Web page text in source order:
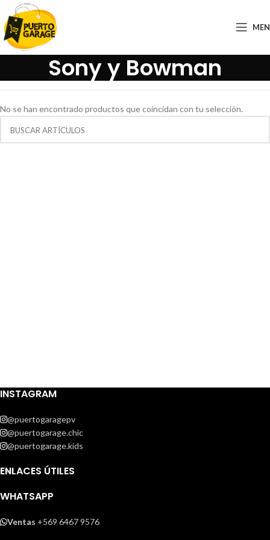
Sony y Bowman
No se han encontrado productos que coincidan con tu selección.
INSTAGRAM
@puertogaragepv
@puertogarage.chic
@puertogarage.kids
ENLACES ÚTILES
WHATSAPP
Ventas +569 6467 9576